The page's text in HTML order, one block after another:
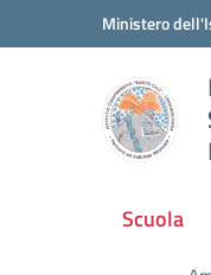
Vai ai contenuti
Vai al menu di navigazione
Ministero
Scuola